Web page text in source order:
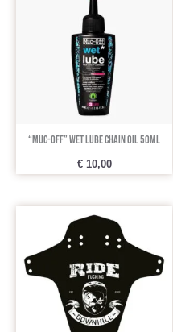
“Muc-Off” Wet Lube Chain Oil 50ml
€10,00